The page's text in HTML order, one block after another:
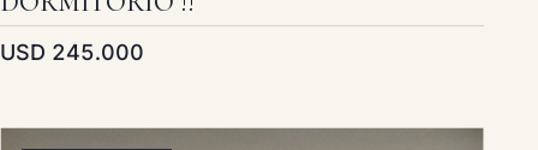
USD 245.000